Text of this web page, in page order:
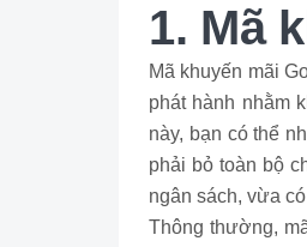
1. Mã
Mã khuyến mãi
phát hành nhằm
này, bạn có thể
phải bỏ toàn bộ
ngân sách, vừa
Thông thường,